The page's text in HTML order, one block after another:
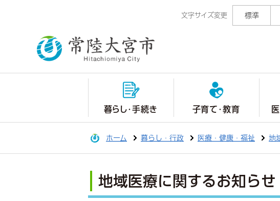
文字サイズ変更 標準
暮らし・手続き 子育て・教育
ホーム 暮らし・行政 医療・健康・福祉 地
地域医療に関するお知らせ